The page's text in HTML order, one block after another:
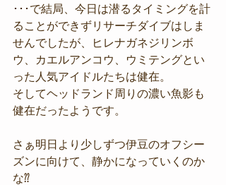
･･･で結局、今日は潜るタイミングを計
ることができずリサーチダイブはしま
せんでしたが、ヒレナガネジリンボ
ウ、カエルアンコウ、ウミテングとい
った人気アイドルたちは健在。
そしてヘッドランド周りの濃い魚影も
健在だったようです。
さぁ明日より少しずつ伊豆のオフシー
ズンに向けて、静かになっていくのか
な⁇